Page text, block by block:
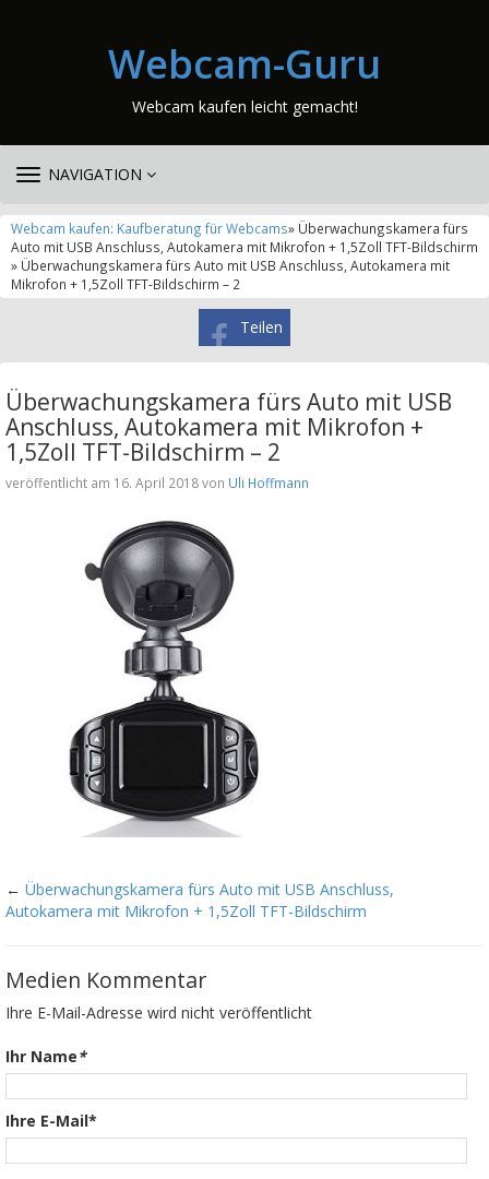
Webcam-Guru
Webcam kaufen leicht gemacht!
TOGGLE
NAVIGATION
Webcam kaufen: Kaufberatung für Webcams» Überwachungskamera fürs
Auto mit USB Anschluss, Autokamera mit Mikrofon + 1,5Zoll TFT-Bildschirm
» Überwachungskamera fürs Auto mit USB Anschluss, Autokamera mit
Mikrofon + 1,5Zoll TFT-Bildschirm – 2
Teilen
Überwachungskamera fürs Auto mit USB
Anschluss, Autokamera mit Mikrofon +
1,5Zoll TFT-Bildschirm – 2
veröffentlicht am 16. April 2018 von Uli Hoffmann
← Überwachungskamera fürs Auto mit USB Anschluss,
Autokamera mit Mikrofon + 1,5Zoll TFT-Bildschirm
Medien Kommentar
Ihre E-Mail-Adresse wird nicht veröffentlicht
Ihr Name*
Ihre E-Mail*